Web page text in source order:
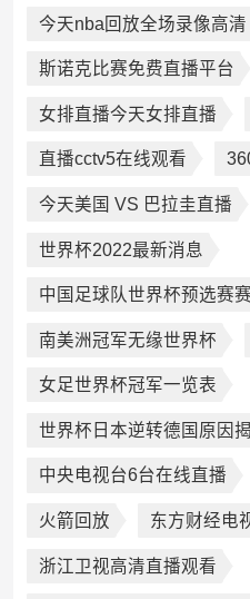
今天nba回放全场录像高清
斯诺克比赛免费直播平台
女排直播今天女排直播
直播cctv5在线观看
今天美国 VS 巴拉圭直播
世界杯2022最新消息
中国足球队世界杯预选赛
南美洲冠军无缘世界杯
女足世界杯冠军一览表
世界杯日本逆转德国原因
中央电视台6台在线直播
火箭回放 东方财经电
浙江卫视高清直播观看